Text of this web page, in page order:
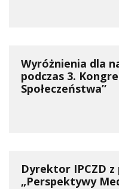
Wyróżnienia dla
podczas 3.
Społeczeństwa”
Dyrektor IPCZD
„Perspektywy